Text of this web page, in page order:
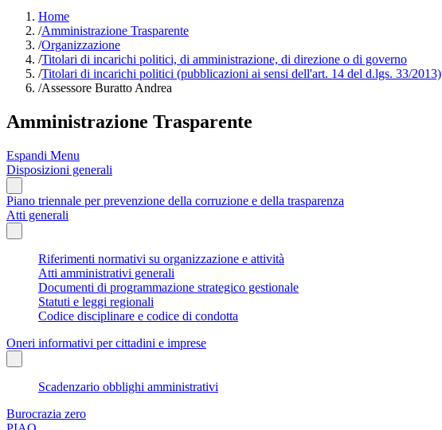
Home
/Amministrazione Trasparente
/Organizzazione
/Titolari di incarichi politici, di amministrazione, di direzione o di governo
/Titolari di incarichi politici (pubblicazioni ai sensi dell'art. 14 del d.lgs. 33/2013)
/Assessore Buratto Andrea
Amministrazione Trasparente
Espandi Menu
Disposizioni generali
Piano triennale per prevenzione della corruzione e della trasparenza
Atti generali
Riferimenti normativi su organizzazione e attività
Atti amministrativi generali
Documenti di programmazione strategico gestionale
Statuti e leggi regionali
Codice disciplinare e codice di condotta
Oneri informativi per cittadini e imprese
Scadenzario obblighi amministrativi
Burocrazia zero